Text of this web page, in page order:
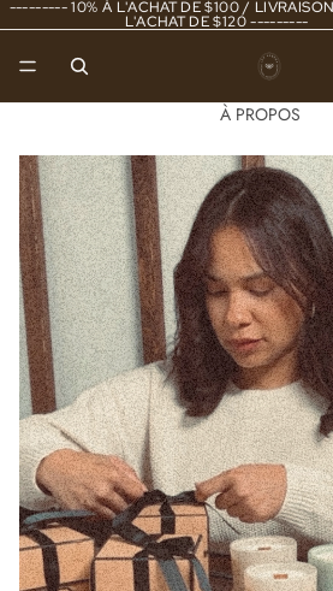
--------- 10% À L'ACHAT DE $100 / LIVRAISON
L'ACHAT DE $120 ---------
À PROPOS